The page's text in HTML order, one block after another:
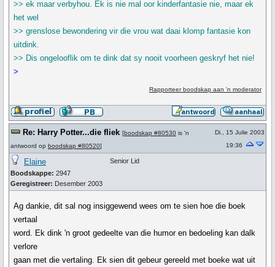
>> ek maar verbyhou. Ek is nie mal oor kinderfantasie nie, maar ek
het wel
>> grenslose bewondering vir die vrou wat daai klomp fantasie kon
uitdink.
>> Dis ongelooflik om te dink dat sy nooit voorheen geskryf het nie!
>
Rapporteer boodskap aan 'n moderator
Re: Harry Potter...die fliek [boodskap #80530 is 'n
antwoord op boodskap #80520]
Di., 15 Julie 2003
19:36
Elaine
Boodskappe: 2947
Geregistreer: Desember 2003
Senior Lid
Ag dankie, dit sal nog insiggewend wees om te sien hoe die boek
vertaal
word. Ek dink 'n groot gedeelte van die humor en bedoeling kan dalk
verlore
gaan met die vertaling. Ek sien dit gebeur gereeld met boeke wat uit